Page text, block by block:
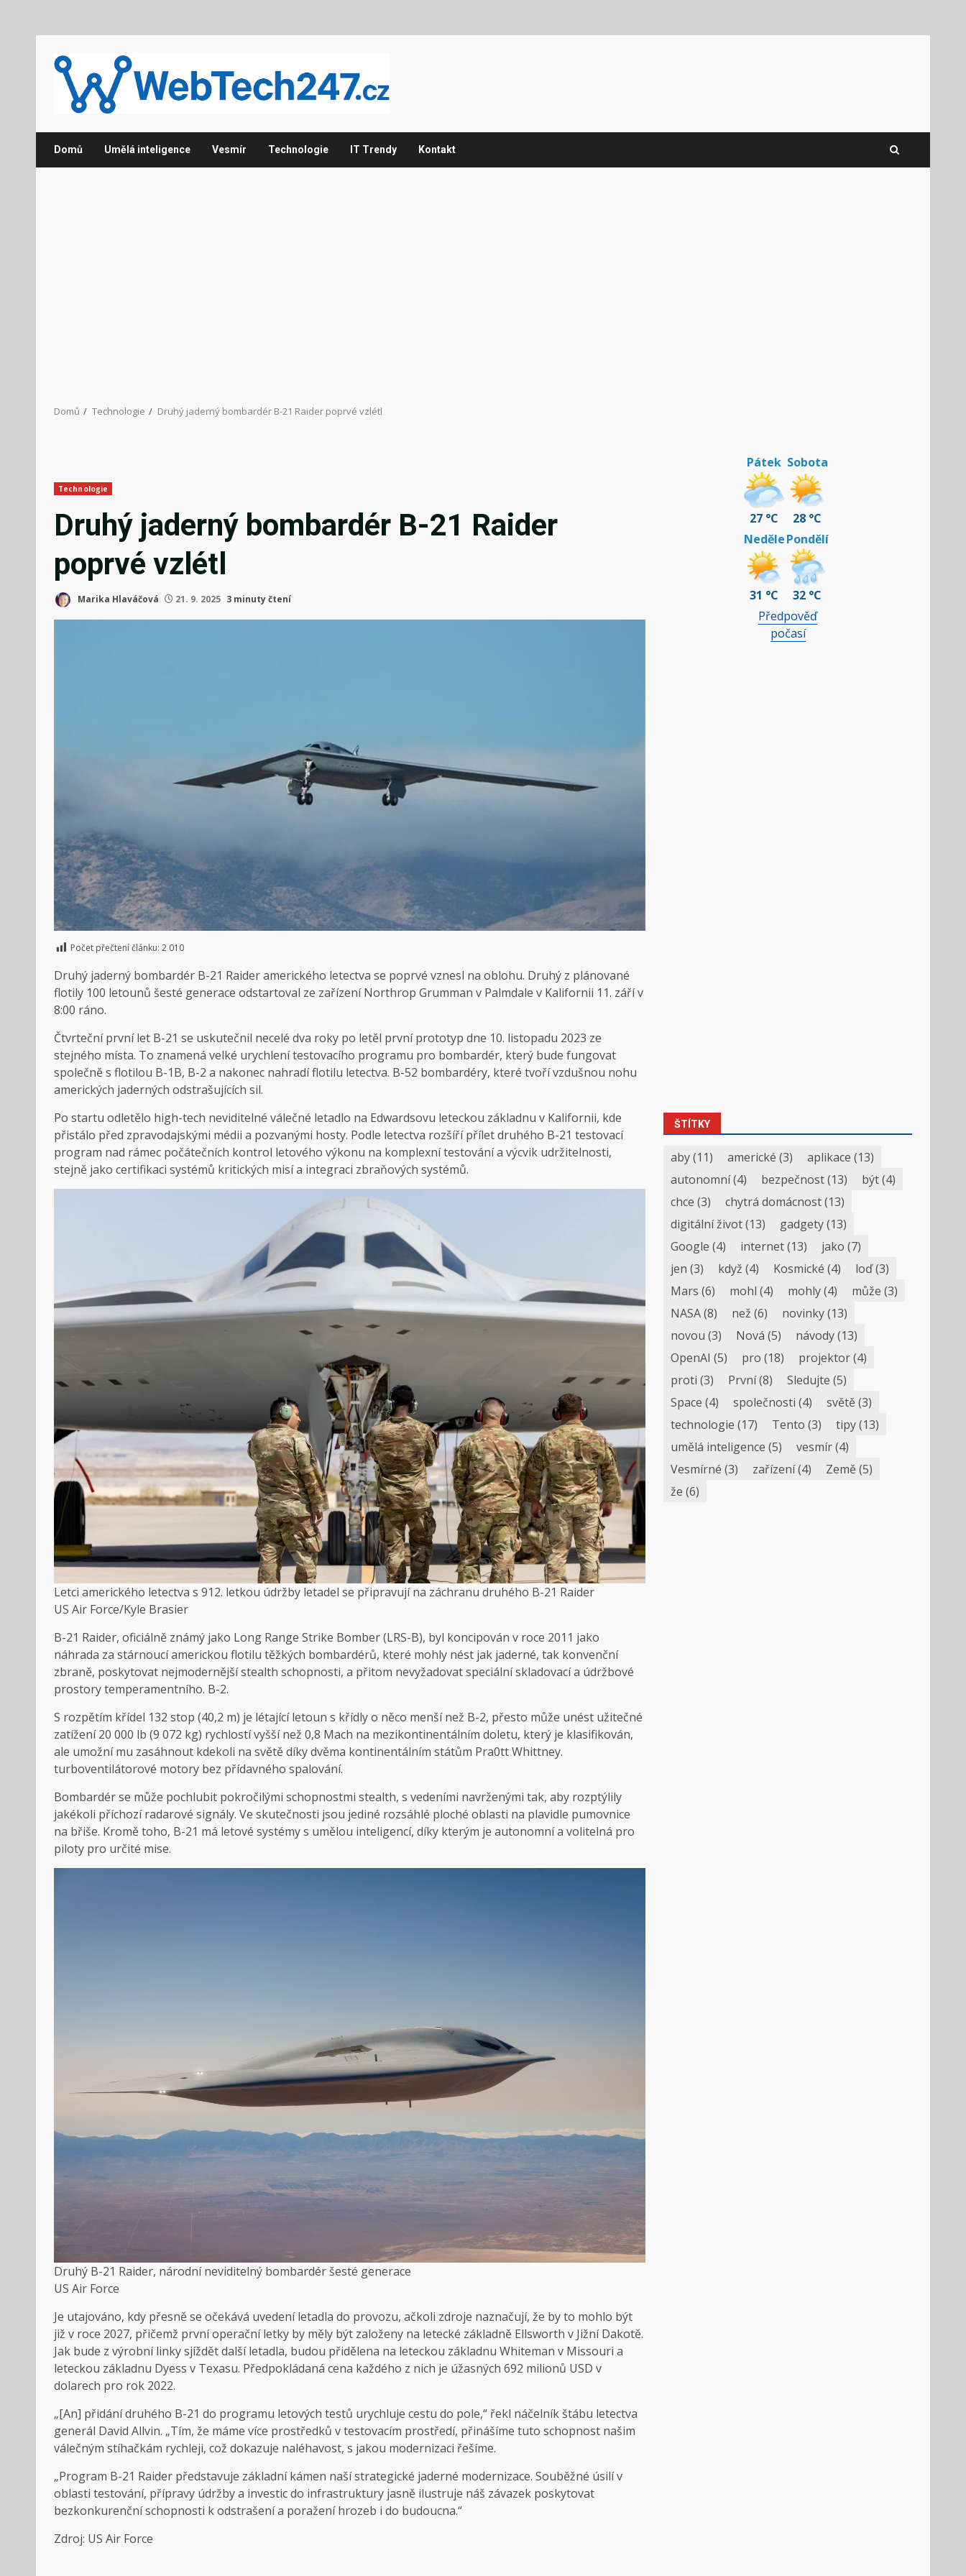
Domů Umělá inteligence Vesmír Technologie IT Trendy Kontakt
Domů Technologie Druhý jaderný bombardér B-21 Raider poprvé vzlétl
Technologie
Druhý jaderný bombardér B-21 Raider
poprvé vzlétl
Marika Hlaváčová 21. 9. 2025 3 minuty čtení
Počet přečtení článku: 2 010
Druhý jaderný bombardér B-21 Raider amerického letectva se poprvé vznesl na oblohu. Druhý z plánované
flotily 100 letounů šesté generace odstartoval ze zařízení Northrop Grumman v Palmdale v Kalifornii 11. září v
8:00 ráno.
Čtvrteční první let B-21 se uskutečnil necelé dva roky po letěl první prototyp dne 10. listopadu 2023 ze
stejného místa. To znamená velké urychlení testovacího programu pro bombardér, který bude fungovat
společně s flotilou B-1B, B-2 a nakonec nahradí flotilu letectva. B-52 bombardéry, které tvoří vzdušnou nohu
amerických jaderných odstrašujících sil.
Po startu odletělo high-tech neviditelné válečné letadlo na Edwardsovu leteckou základnu v Kalifornii, kde
přistálo před zpravodajskými médii a pozvanými hosty. Podle letectva rozšíří přílet druhého B-21 testovací
program nad rámec počátečních kontrol letového výkonu na komplexní testování a výcvik udržitelnosti,
stejně jako certifikaci systémů kritických misí a integraci zbraňových systémů.
Letci amerického letectva s 912. letkou údržby letadel se připravují na záchranu druhého B-21 Raider
US Air Force/Kyle Brasier
B-21 Raider, oficiálně známý jako Long Range Strike Bomber (LRS-B), byl koncipován v roce 2011 jako
náhrada za stárnoucí americkou flotilu těžkých bombardérů, které mohly nést jak jaderné, tak konvenční
zbraně, poskytovat nejmodernější stealth schopnosti, a přitom nevyžadovat speciální skladovací a údržbové
prostory temperamentního. B-2.
S rozpětím křídel 132 stop (40,2 m) je létající letoun s křídly o něco menší než B-2, přesto může unést užitečné
zatížení 20 000 lb (9 072 kg) rychlostí vyšší než 0,8 Mach na mezikontinentálním doletu, který je klasifikován,
ale umožní mu zasáhnout kdekoli na světě díky dvěma kontinentálním státům Pra0tt Whittney.
turboventilátorové motory bez přídavného spalování.
Bombardér se může pochlubit pokročilými schopnostmi stealth, s vedeními navrženými tak, aby rozptýlily
jakékoli příchozí radarové signály. Ve skutečnosti jsou jediné rozsáhlé ploché oblasti na plavidle pumovnice
na břiše. Kromě toho, B-21 má letové systémy s umělou inteligencí, díky kterým je autonomní a volitelná pro
piloty pro určité mise.
Druhý B-21 Raider, národní neviditelný bombardér šesté generace
US Air Force
Je utajováno, kdy přesně se očekává uvedení letadla do provozu, ačkoli zdroje naznačují, že by to mohlo být
již v roce 2027, přičemž první operační letky by měly být založeny na letecké základně Ellsworth v Jižní Dakotě.
Jak bude z výrobní linky sjíždět další letadla, budou přidělena na leteckou základnu Whiteman v Missouri a
leteckou základnu Dyess v Texasu. Předpokládaná cena každého z nich je úžasných 692 milionů USD v
dolarech pro rok 2022.
„[An] přidání druhého B-21 do programu letových testů urychluje cestu do pole,“ řekl náčelník štábu letectva
generál David Allvin. „Tím, že máme více prostředků v testovacím prostředí, přinášíme tuto schopnost našim
válečným stíhačkám rychleji, což dokazuje naléhavost, s jakou modernizaci řešíme.
„Program B-21 Raider představuje základní kámen naší strategické jaderné modernizace. Souběžné úsilí v
oblasti testování, přípravy údržby a investic do infrastruktury jasně ilustruje náš závazek poskytovat
bezkonkurenční schopnosti k odstrašení a poražení hrozeb i do budoucna.“
Zdroj: US Air Force
Pátek
27 °C
Sobota
28 °C
Neděle
31 °C
Pondělí
32 °C
Předpověď
počasí
ŠTÍTKY
aby(11) americké (3) aplikace (13)
autonomní(4) bezpečnost(13) být(4)
chce (3) chytrá domácnost(13)
digitální život(13) gadgety(13)
Google (4) internet(13) jako (7)
jen (3) když (4) Kosmické (4) loď(3)
Mars (6) mohl (4) mohly(4) může (3)
NASA(8) než (6) novinky(13)
novou (3) Nová (5) návody(13)
OpenAI (5) pro (18) projektor(4)
proti (3) První(8) Sledujte (5)
Space (4) společnosti (4) světě(3)
technologie (17) Tento (3) tipy(13)
umělá inteligence (5) vesmír(4)
Vesmírné (3) zařízení(4) Země(5)
že (6)